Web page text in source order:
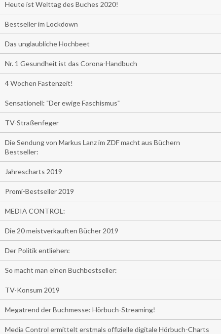
Heute ist Welttag des Buches 2020!
Bestseller im Lockdown
Das unglaubliche Hochbeet
Nr. 1 Gesundheit ist das Corona-Handbuch
4 Wochen Fastenzeit!
Sensationell: "Der ewige Faschismus"
TV-Straßenfeger
Die Sendung von Markus Lanz im ZDF macht aus Büchern
Bestseller:
Jahrescharts 2019
Promi-Bestseller 2019
MEDIA CONTROL:
Die 20 meistverkauften Bücher 2019
Der Politik entliehen:
So macht man einen Buchbestseller:
TV-Konsum 2019
Megatrend der Buchmesse: Hörbuch-Streaming!
Media Control ermittelt erstmals offizielle digitale Hörbuch-Charts